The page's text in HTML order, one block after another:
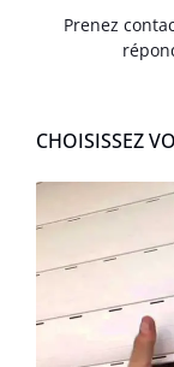
Prenez
CHOISISSEZ